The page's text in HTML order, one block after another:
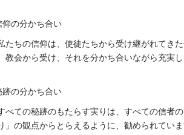
仰の分かち合い
たちの信仰は、使徒たちから受け継がれてき
教会から受け、それを分かち合いながら充実し
跡の分かち合い
べての秘跡のもたらす実りは、すべての信者
」の観点からとらえるように、勧められてい